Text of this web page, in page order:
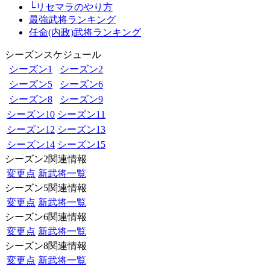
└リセマラのやり方
最強武将ランキング
任命(内政)武将ランキング
シーズンスケジュール
シーズン1
シーズン2
シーズン5
シーズン6
シーズン8
シーズン9
シーズン10 シーズン11
シーズン12 シーズン13
シーズン14 シーズン15
シーズン2関連情報
変更点 新武将一覧
シーズン5関連情報
変更点 新武将一覧
シーズン6関連情報
変更点 新武将一覧
シーズン8関連情報
変更点 新武将一覧